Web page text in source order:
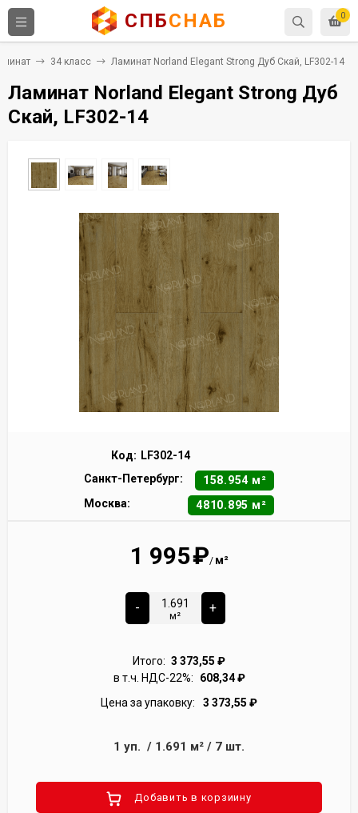
0
СПБСНАБ
34 класс Ламинат Norland Elegant Strong Дуб Скай, LF302-14
Ламинат Norland Elegant Strong Дуб
Скай, LF302-14
Код: LF302-14
Санкт-Петербург:
158.954 м²
Москва:
4810.895 м²
1 995₽/ м²
-
м²
+
Итого: 3 373,55 ₽
в т.ч. НДС-22%:
608,34₽
Цена за упаковку:
3 373,55 ₽
1 уп. / 1.691 м² / 7 шт.
Добавить в корзиину